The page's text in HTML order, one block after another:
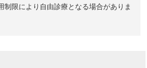
限により自由診療となる場合がありま